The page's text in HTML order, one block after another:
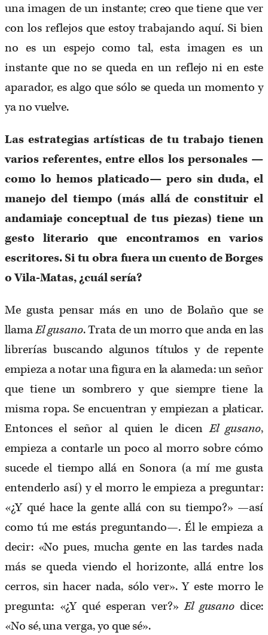
una imagen de un instante; creo que tiene que ver
con los reflejos que estoy trabajando aquí. Si bien
no es un espejo como tal, esta imagen es un
instante que no se queda en un reflejo ni en este
aparador, es algo que sólo se queda un momento y
ya no vuelve.
Las estrategias artísticas de tu trabajo tienen
varios referentes, entre ellos los personales —
como lo hemos platicado— pero sin duda, el
manejo del tiempo (más allá de constituir el
andamiaje conceptual de tus piezas) tiene un
gesto literario que encontramos en varios
escritores. Si tu obra fuera un cuento de Borges
o Vila-Matas, ¿cuál sería?
Me gusta pensar más en uno de Bolaño que se
llamaEl gusano. Trata de un morro que anda en las
librerías buscando algunos títulos y de repente
empieza a notar una figura en la alameda: un señor
que tiene un sombrero y que siempre tiene la
misma ropa. Se encuentran y empiezan a platicar.
Entonces el señor al quien le dicenEl gusano,
empieza a contarle un poco al morro sobre cómo
sucede el tiempo allá en Sonora (a mí me gusta
entenderlo así) y el morro le empieza a preguntar:
«¿Y qué hace la gente allá con su tiempo?» —así
como tú me estás preguntando—. Él le empieza a
decir: «No pues, mucha gente en las tardes nada
más se queda viendo el horizonte, allá entre los
cerros, sin hacer nada, sólo ver». Y este morro le
pregunta: «¿Y qué esperan ver?»El gusano dice:
«No sé, una verga, yo que sé».